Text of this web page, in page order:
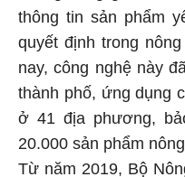
thông tin sản phẩm
quyết định trong
nay, công nghệ này
thành phố, ứng dụng
ở 41 địa phương,
20.000 sản phẩm
Từ năm 2019, Bộ